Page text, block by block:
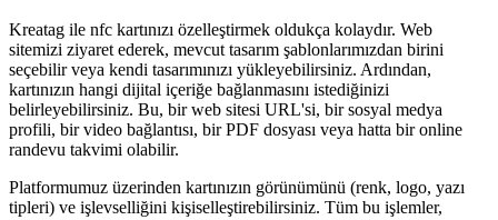
Kreatag ile nfc kartınızı özelleştirmek oldukça kolaydır. Web
sitemizi ziyaret ederek, mevcut tasarım şablonlarımızdan birini
seçebilir veya kendi tasarımınızı yükleyebilirsiniz. Ardından,
kartınızın hangi dijital içeriğe bağlanmasını istediğinizi
belirleyebilirsiniz. Bu, bir web sitesi URL'si, bir sosyal medya
profili, bir video bağlantısı, bir PDF dosyası veya hatta bir online
randevu takvimi olabilir.
Platformumuz üzerinden kartınızın görünümünü (renk, logo, yazı
tipleri) ve işlevselliğini kişiselleştirebilirsiniz. Tüm bu işlemler,